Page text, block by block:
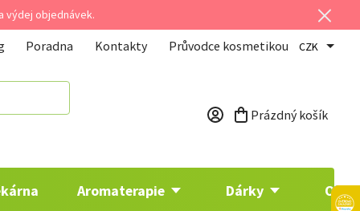
výdej objednávek.
Poradna Kontakty Průvodce kosmetikou CZK
Nákupní košík
Prázdný košík
Aromaterapie Dárky